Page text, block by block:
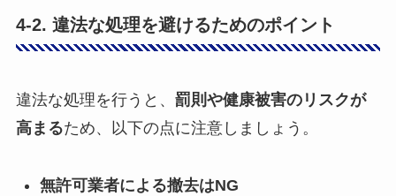
4-2. 違法な処理を避けるためのポイント
違法な処理を行うと、 罰則や健康被害のリスクが
高まるため、以下の点に注意しましょう。
無許可業者による撤去はNG